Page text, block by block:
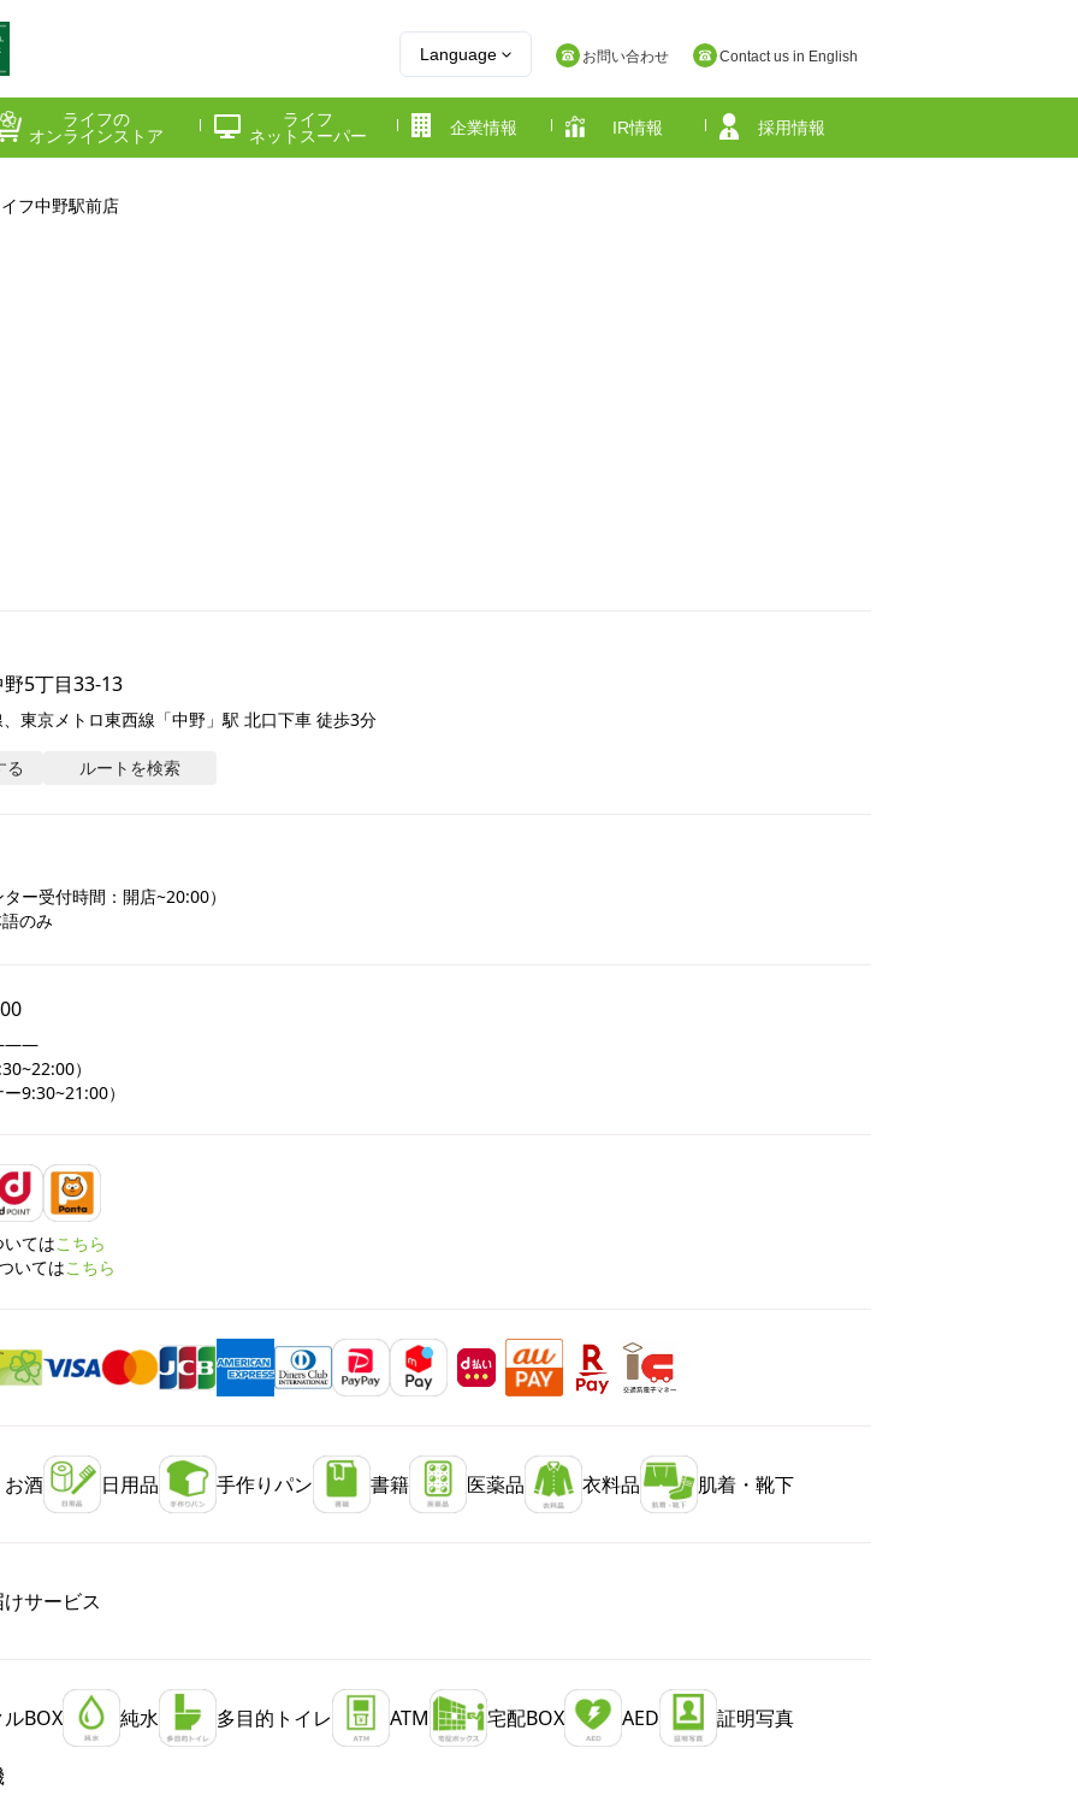
Language お問い合わせ Contact us in English
ライフの
オンラインストア
ライフ
ネットスーパー
企業情報 IR情報 採用情報
フ中野駅前店
5丁目33-13
、東京メトロ東西線「中野」駅 北口下車 徒歩3分
る ルートを検索
ー受付時間：開店~20:00）
のみ
）
9:30~21:00）
いてはこちら
いてはこちら
酒 日用品 手作りパン 書籍 医薬品 衣料品 肌着・靴下
サービス
BOX 純水 多目的トイレ ATM 宅配BOX AED 証明写真